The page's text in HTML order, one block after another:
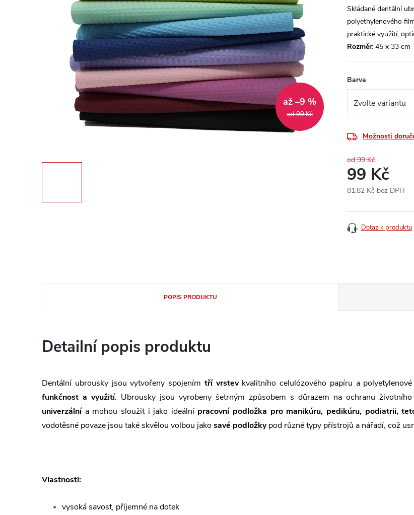
od 99 Kč
až –9 %
Skládané dentální
polyethylenového
praktické využití,
Rozměr: 45 x 33 cm
Barva
Možnosti
od 99 Kč
99 Kč
81,82 Kč bez DPH
cena:
Dotaz k produktu
POPIS PRODUKTU
Detailní popis produktu
Dentální ubrousky jsou vytvořeny spojením tří vrstevkvalitního celulózového papíru a
funkčnost a využití. Ubrousky jsou vyrobeny šetrným způsobem s důrazem na ochranu
univerzálnía mohou sloužit i jako ideální pracovní podložka pro manikúru, pedikúru, podiatrii,
vodotěsné povaze jsou také skvělou volbou jako savé podložkypod různé typy přístrojů a nářadí, což
Vlastnosti:
vysoká savost, příjemné na dotek